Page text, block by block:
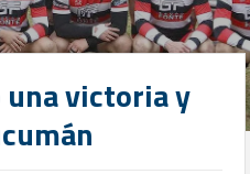
una victoria y